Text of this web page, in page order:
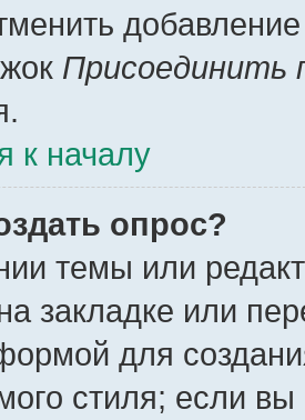
Присоединить
к началу
опрос?
темы или
закладке или
для
стиля; если